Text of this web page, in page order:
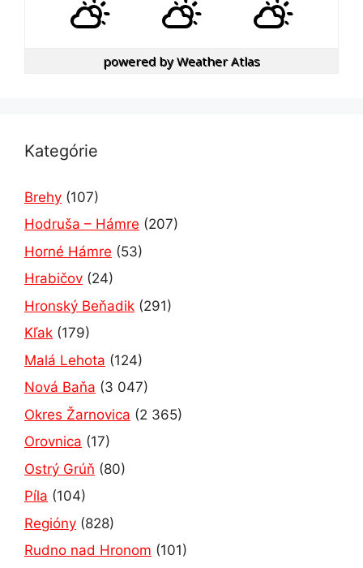
powered byWeather Atlas
Kategórie
Brehy (107)
Hodruša – Hámre (207)
Horné Hámre (53)
Hrabičov (24)
Hronský Beňadik (291)
Kľak (179)
Malá Lehota (124)
Nová Baňa (3 047)
Okres Žarnovica (2 365)
Orovnica (17)
Ostrý Grúň (80)
Píla (104)
Regióny (828)
Rudno nad Hronom (101)